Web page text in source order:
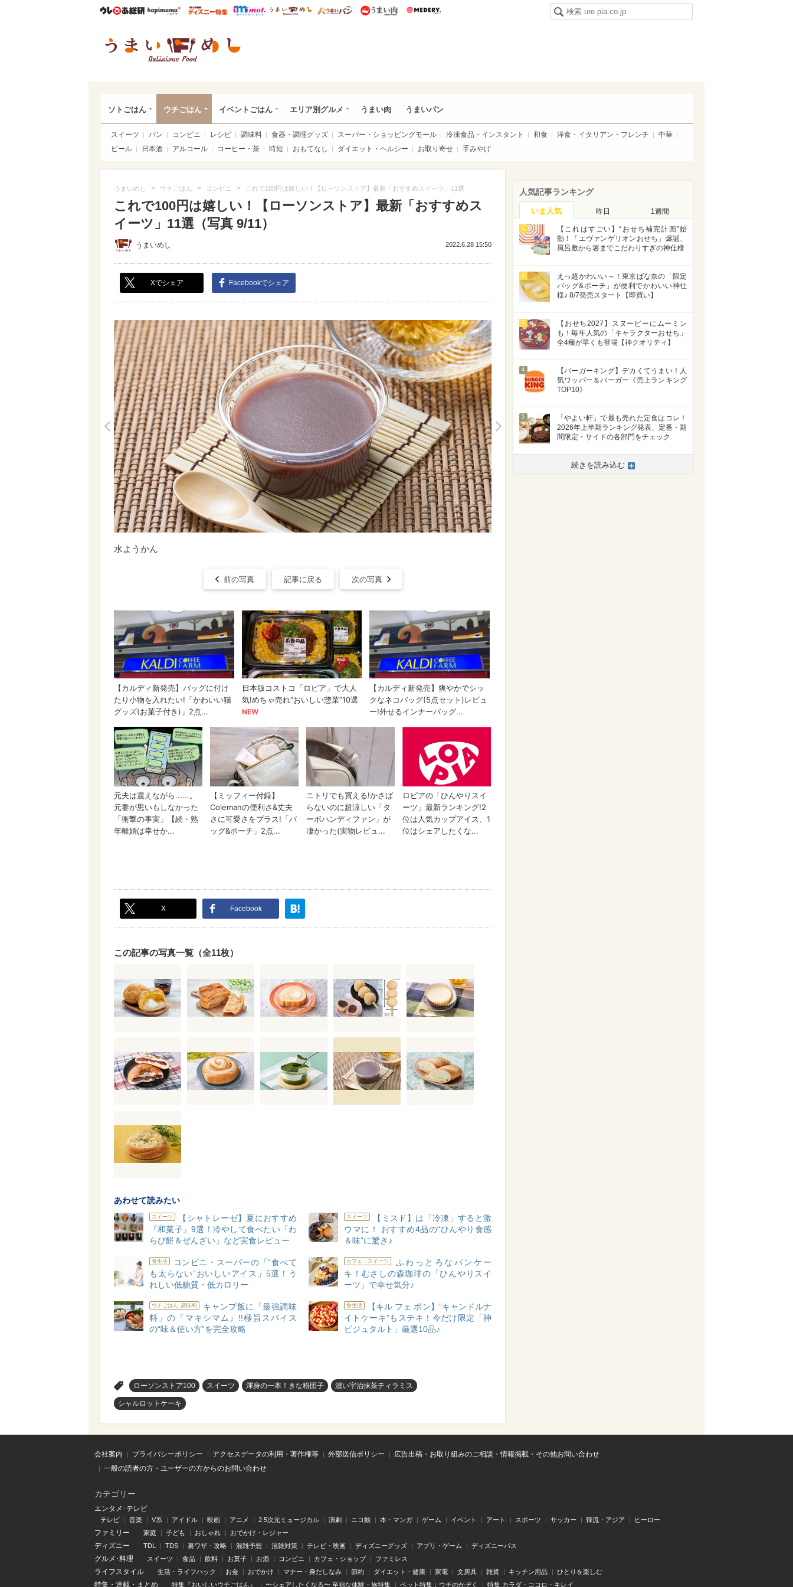
ウレぴあ総研ハピママ* ウレぴあ総研 ディズニー特集
mimot. うまいめし うまいパン うまい肉
ソトごはん ウチごはん イベントごはん エリア別グルメ うまい肉 うまいパン
スイーツ パン コンビニ レシピ 調味料 食器・調理グッズ スーパー・ショッピングモール 冷凍食品・インスタント 和食 洋食・イタリアン・フレンチ
中華
ビール
日本酒 アルコール コーヒー・茶 時短 おもてなし ダイエット・ヘルシー お取り寄せ 手みやげ
うまいめし > ウチごはん > コンビニ > これで100円は嬉しい！【ローソンストア】最新「おすすめスイーツ」11選
これで100円は嬉しい！【ローソンストア】最新「おすすめス
イーツ」11選（写真 9/11）
うまいめし 2022.6.28 15:50
Xでシェア Facebookでシェア
>
水ようかん
前の写真 記事に戻る 次の写真
X Facebook
この記事の写真一覧（全11枚）
あわせて読みたい
スイーツ
【シャトレーゼ】夏におすすめ
『和菓子』9選！冷やして食べたい「わ
らび餅＆ぜんざい」など実食レビュー
スイーツ
【ミスド】は「冷凍」すると激
ウマに！ おすすめ4品の“ひんやり食感
＆味”に驚き♪
食生活
コンビニ・スーパーの「“食べて
も太らない”おいしいアイス」5選！う
れしい低糖質・低カロリー
カフェ・スイーツ
ふわっとろなパンケー
キ！むさしの森珈琲の「ひんやりスイ
ーツ」で幸せ気分♪
ウチごはん_調味料
キャンプ飯に「最強調味
料」の『マキシマム』!!極旨スパイス
の“味＆使い方”を完全攻略
食生活
【キル フェ ボン】“キャンドルナ
イトケーキ”もステキ！今だけ限定「神
ビジュタルト」厳選10品♪
ローソンストア100 スイーツ 渾身の一本！きな粉団子 濃い宇治抹茶ティラミス
シャルロットケーキ
人気記事ランキング
いま人気 昨日 1週間
1
【これはすごい】“おせち補完計画”始
動！「エヴァンゲリオンおせち」爆誕、
風呂敷から箸までこだわりすぎの神仕様
2
えっ超かわいい～！東京ばな奈の「限定
バッグ&ポーチ」が便利でかわいい神仕
様♪ 8/7発売スタート【即買い】
3
【おせち2027】スヌーピーにムーミン
も！毎年人気の「キャラクターおせち」
全4種が早くも登場【神クオリティ】
4
【バーガーキング】デカくてうまい！人
気ワッパー＆バーガー《売上ランキング
TOP10》
5
「やよい軒」で最も売れた定食はコレ！
2026年上半期ランキング発表、定番・期
間限定・サイドの各部門をチェック
続きを読み込む
会社案内 プライバシーポリシー アクセスデータの利用・著作権等 外部送信ポリシー
広告出稿・お取り組みのご相談・情報掲載・その他お問い合わせ
一般の読者の方・ユーザーの方からのお問い合わせ
カテゴリー
エンタメ･テレビ
テレビ 音楽 V系 アイドル 映画 アニメ 2.5次元ミュージカル 演劇 ニコ動 本・マンガ ゲーム イベント アート スポーツ サッカー 韓流・アジア ヒーロー
ファミリー 家庭 子ども おしゃれ おでかけ・レジャー
ディズニー TDL TDS 裏ワザ・攻略 混雑予想 混雑対策 テレビ・映画 ディズニーグッズ アプリ・ゲーム ディズニーパス
グルメ･料理 スイーツ 食品 飲料 お菓子 お酒 コンビニ カフェ・ショップ ファミレス
ライフスタイル 生活・ライフハック お金 おでかけ マナー・身だしなみ 節約 ダイエット・健康 家電 文房具 雑貨 キッチン用品 ひとりを楽しむ
特集 ・ 連載 ・ まとめ 特集『おいしいウチごはん』 〜シェアしたくなる〜 至福な体験・旅特集 ペット特集：ウチのかぞく 特集 カラダ・ココロ・キレイ